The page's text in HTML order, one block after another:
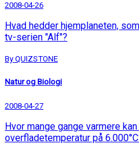
2008-04-26
Hvad hedder hjemplaneten,
tv-serien "Alf"?
By QUIZSTONE
Natur og Biologi
2008-04-27
Hvor mange gange varmere
overfladetemperatur på